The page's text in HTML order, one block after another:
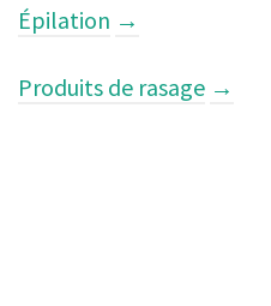
Épilation →
Produits de rasage →